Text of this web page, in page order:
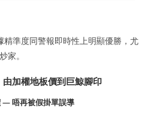
精準度同警報即時性上明顯優勝，尤
家。
加權地板價到巨鯨腳印
— 唔再被假掛單誤導